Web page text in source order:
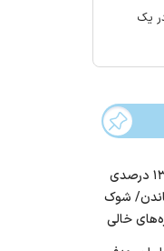
یک
تورم ۱۳۰ درصدی
شوک
خالی